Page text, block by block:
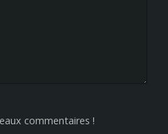
commentaires !